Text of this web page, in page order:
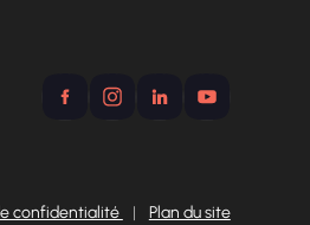
confidentialité | Plan du site